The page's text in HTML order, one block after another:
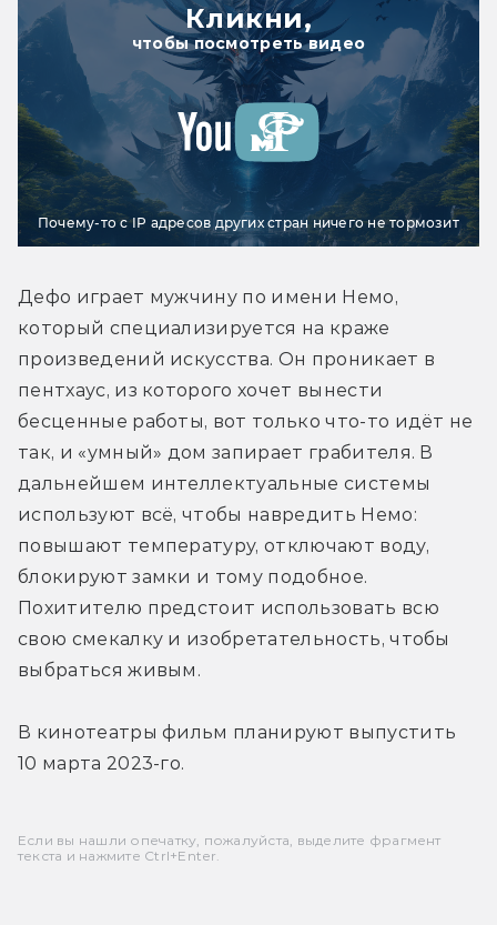
Кликни,
чтобы посмотреть видео
Почему-то с IP адресов других стран ничего не тормозит
Дефо играет мужчину по имени Немо,
который специализируется на краже
произведений искусства. Он проникает в
пентхаус, из которого хочет вынести
бесценные работы, вот только что-то идёт не
так, и «умный» дом запирает грабителя. В
дальнейшем интеллектуальные системы
используют всё, чтобы навредить Немо:
повышают температуру, отключают воду,
блокируют замки и тому подобное.
Похитителю предстоит использовать всю
свою смекалку и изобретательность, чтобы
выбраться живым.
В кинотеатры фильм планируют выпустить
10 марта 2023-го.
Если вы нашли опечатку, пожалуйста, выделите фрагмент
текста и нажмите Ctrl+Enter.